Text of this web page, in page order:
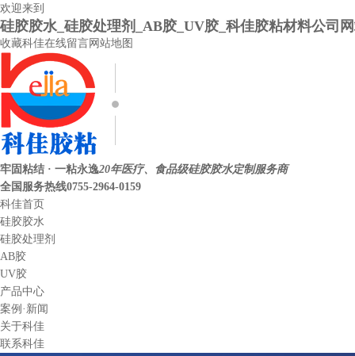
欢迎来到
硅胶胶水_硅胶处理剂_AB胶_UV胶_科佳胶粘材料公司
收藏科佳在线留言网站地图
牢固粘结 · 一粘永逸20年医疗、食品级硅胶胶水定制服务商
全国服务热线0755-2964-0159
科佳首页
硅胶胶水
硅胶处理剂
AB胶
UV胶
产品中心
案例·新闻
关于科佳
联系科佳